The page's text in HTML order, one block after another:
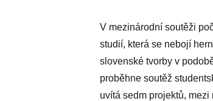
V mezinárodní soutěži
studií, která se nebojí
slovenské tvorby v
proběhne soutěž
uvítá sedm projektů,